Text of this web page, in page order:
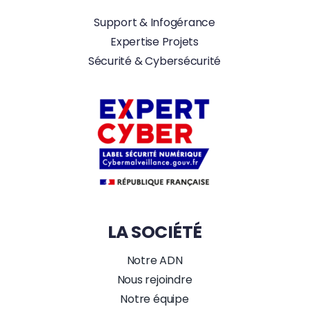
Support & Infogérance
Expertise Projets
Sécurité & Cybersécurité
LA SOCIÉTÉ
Notre ADN
Nous rejoindre
Notre équipe